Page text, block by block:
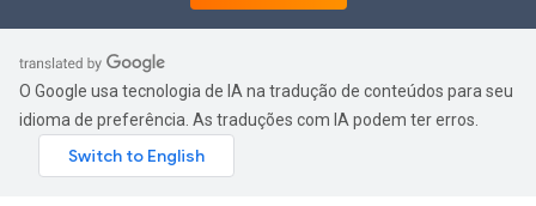
O Google usa tecnologia de IA na tradução de conteúdos para seu
idioma de preferência. As traduções com IA podem ter erros.